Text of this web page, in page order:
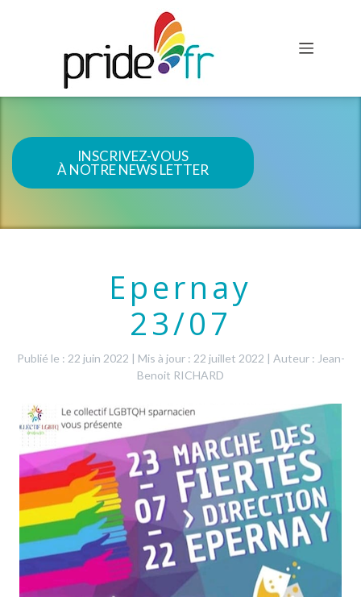
INSCRIVEZ-VOUS
À NOTRE NEWS LETTER
Epernay
23/07
Publié le : 22 juin 2022 | Mis à jour : 22 juillet 2022 | Auteur : Jean-
Benoit RICHARD